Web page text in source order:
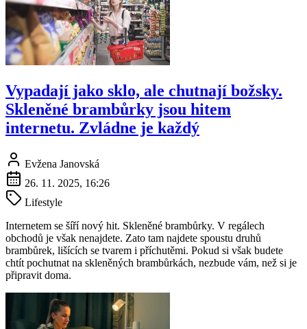
Vypadají jako sklo, ale chutnají božsky.
Skleněné brambůrky jsou hitem
internetu. Zvládne je každý
Evžena Janovská
26. 11. 2025, 16:26
Lifestyle
Internetem se šíří nový hit. Skleněné brambůrky. V regálech
obchodů je však nenajdete. Zato tam najdete spoustu druhů
brambůrek, lišících se tvarem i příchutěmi. Pokud si však budete
chtít pochutnat na skleněných brambůrkách, nezbude vám, než si je
připravit doma.